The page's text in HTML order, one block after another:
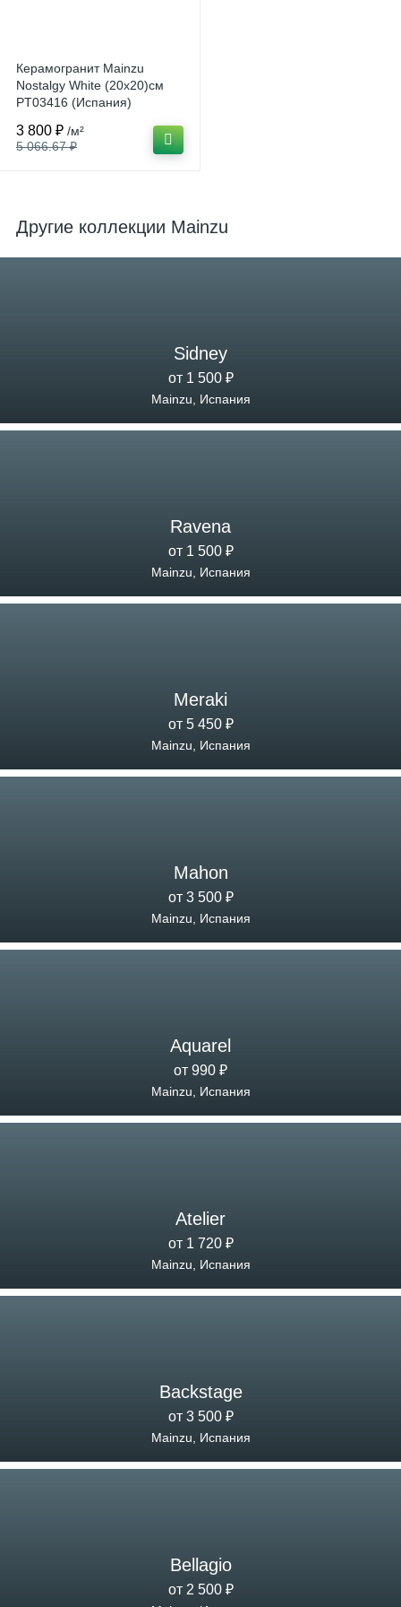
Керамогранит Mainzu
Nostalgy White (20x20)см
PT03416 (Испания)
3 800 ₽ /м²
5 066.67 ₽
Другие коллекции Mainzu
Sidney
от 1 500 ₽
Mainzu, Испания
Ravena
от 1 500 ₽
Mainzu, Испания
Meraki
от 5 450 ₽
Mainzu, Испания
Mahon
от 3 500 ₽
Mainzu, Испания
Aquarel
от 990 ₽
Mainzu, Испания
Atelier
от 1 720 ₽
Mainzu, Испания
Backstage
от 3 500 ₽
Mainzu, Испания
Bellagio
от 2 500 ₽